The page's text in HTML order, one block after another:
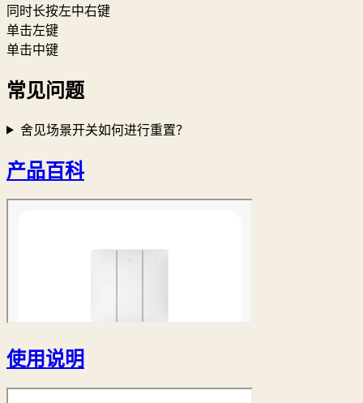
同时长按左中右键
单击左键
单击中键
常见问题
舍见场景开关如何进行重置？
产品百科
使用说明